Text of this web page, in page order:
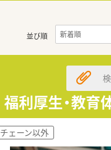
並び順
厚生・教育
ェーン以外